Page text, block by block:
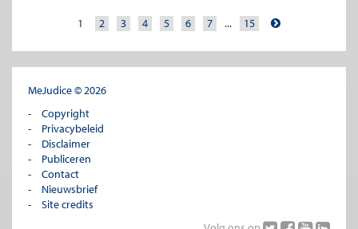
1 2 3 4 5 6 7 ... 15
MeJudice © 2026
Copyright
Privacybeleid
Disclaimer
Publiceren
Contact
Nieuwsbrief
Site credits